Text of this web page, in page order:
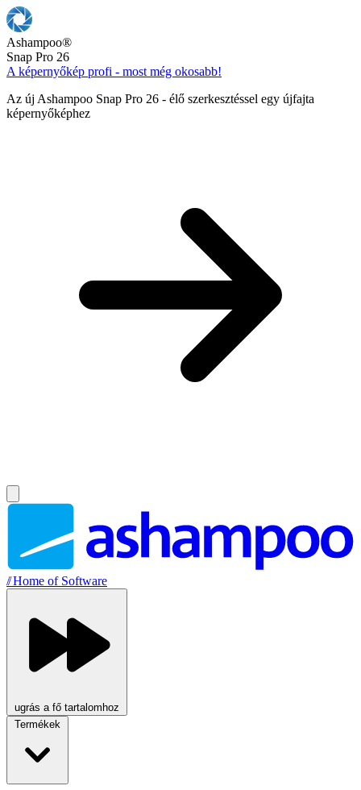
Ashampoo®
Snap Pro 26
A képernyőkép profi - most még okosabb!
Az új Ashampoo Snap Pro 26 - élő szerkesztéssel egy újfajta
képernyőképhez
//Home of Software
ugrás a fő tartalomhoz
Termékek